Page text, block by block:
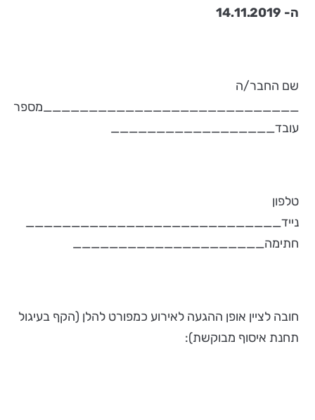
ה- 14.11.2019
שם החבר/ה
____________________________מספר
עובד__________________
טלפון
נייד____________________________
חתימה_____________________
חובה לציין אופן ההגעה לאירוע כמפורט להלן (הקף בעיגול
תחנת איסוף מבוקשת):